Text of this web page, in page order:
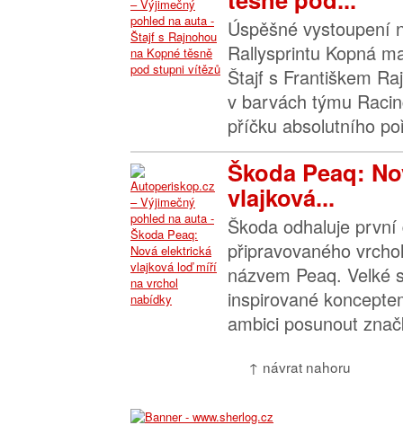
Úspěšné vystoupení
Rallysprintu Kopná
Štajf s Františkem
v barvách týmu
příčku absolutního
Škoda Peaq:
vlajková...
Škoda odhaluje
připravovaného
názvem Peaq. Velké
inspirované
ambici posunout
↑ návrat nahoru